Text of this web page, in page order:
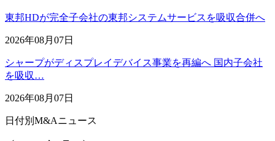
東邦HDが完全子会社の東邦システムサービスを吸収合併へ
2026年08月07日
シャープがディスプレイデバイス事業を再編へ 国内子会社
を吸収…
2026年08月07日
日付別M&Aニュース